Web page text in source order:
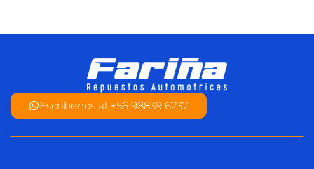
Escríbenos al +56 98839 6237